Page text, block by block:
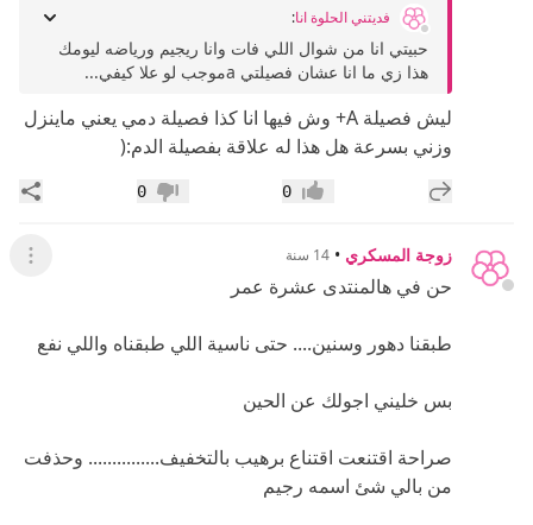
فديتني الحلوة انا:
حبيتي انا من شوال اللي فات وانا ريجيم ورياضه ليومك
هذا زي ما انا عشان فصيلتي aموجب لو علا كيفي...
ليش فصيلة A+ وش فيها انا كذا فصيلة دمي يعني ماينزل
وزني بسرعة هل هذا له علاقة بفصيلة الدم:(
إضافة رد جديد إعجاب0 عدم إعجاب
0
زوجة المسكري • 14 سنة عرض
حن في هالمنتدى عشرة عمر
طبقنا دهور وسنين.... حتى ناسية اللي طبقناه واللي نفع
بس خليني اجولك عن الحين
صراحة اقتنعت اقتناع برهيب بالتخفيف............... وحذفت
من بالي شئ اسمه رجيم